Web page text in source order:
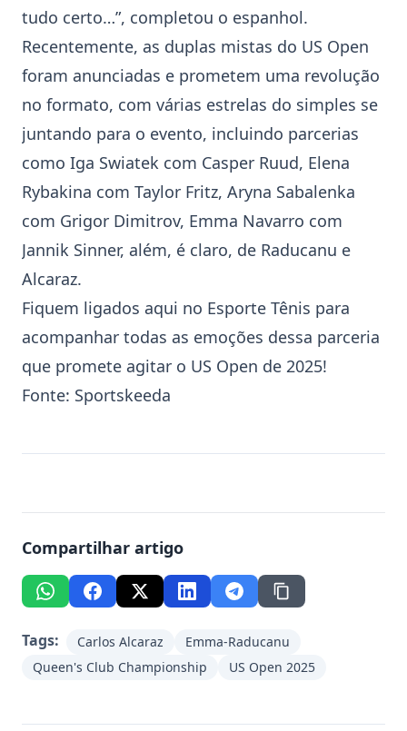
tudo certo…”, completou o espanhol.
Recentemente, as duplas mistas do US Open
foram anunciadas e prometem uma revolução
no formato, com várias estrelas do simples se
juntando para o evento, incluindo parcerias
como Iga Swiatek com Casper Ruud, Elena
Rybakina com Taylor Fritz, Aryna Sabalenka
com Grigor Dimitrov, Emma Navarro com
Jannik Sinner, além, é claro, de Raducanu e
Alcaraz.
Fiquem ligados aqui no Esporte Tênis para
acompanhar todas as emoções dessa parceria
que promete agitar o US Open de 2025!
Fonte: Sportskeeda
Compartilhar artigo
Tags: Carlos Alcaraz
Emma-Raducanu
Queen's Club Championship
US Open 2025